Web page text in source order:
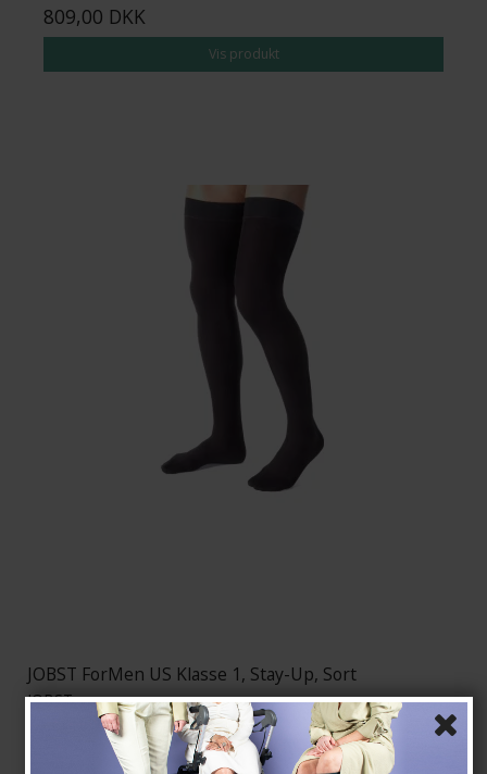
809,00 DKK
Vis produkt
JOBST ForMen US Klasse 1, Stay-Up, Sort
JOBST
75285-JSUBLK1
Se størrelsesskema her